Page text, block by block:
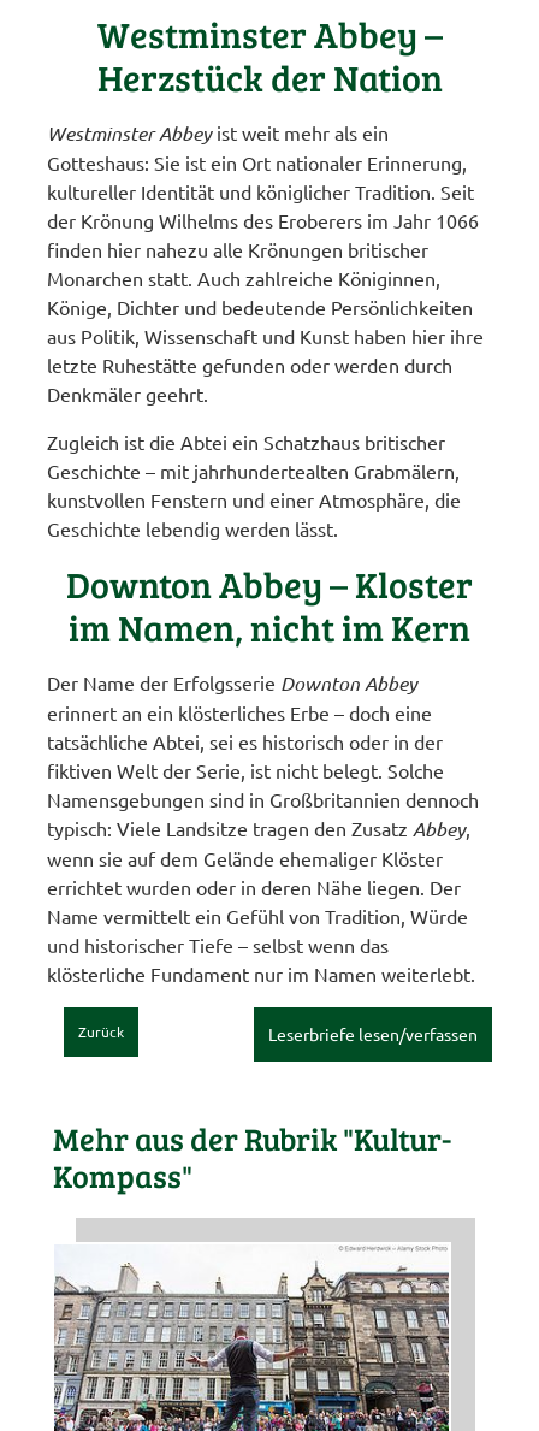
Westminster Abbey –
Herzstück der Nation
Westminster Abbeyist weit mehr als ein
Gotteshaus: Sie ist ein Ort nationaler Erinnerung,
kultureller Identität und königlicher Tradition. Seit
der Krönung Wilhelms des Eroberers im Jahr 1066
finden hier nahezu alle Krönungen britischer
Monarchen statt. Auch zahlreiche Königinnen,
Könige, Dichter und bedeutende Persönlichkeiten
aus Politik, Wissenschaft und Kunst haben hier ihre
letzte Ruhestätte gefunden oder werden durch
Denkmäler geehrt.
Zugleich ist die Abtei ein Schatzhaus britischer
Geschichte – mit jahrhundertealten Grabmälern,
kunstvollen Fenstern und einer Atmosphäre, die
Geschichte lebendig werden lässt.
Downton Abbey – Kloster
im Namen, nicht im Kern
Der Name der Erfolgsserie Downton Abbey
erinnert an ein klösterliches Erbe – doch eine
tatsächliche Abtei, sei es historisch oder in der
fiktiven Welt der Serie, ist nicht belegt. Solche
Namensgebungen sind in Großbritannien dennoch
typisch: Viele Landsitze tragen den Zusatz Abbey,
wenn sie auf dem Gelände ehemaliger Klöster
errichtet wurden oder in deren Nähe liegen. Der
Name vermittelt ein Gefühl von Tradition, Würde
und historischer Tiefe – selbst wenn das
klösterliche Fundament nur im Namen weiterlebt.
Zurück Leserbriefe lesen/verfassen
Mehr aus der Rubrik "Kultur-
Kompass"